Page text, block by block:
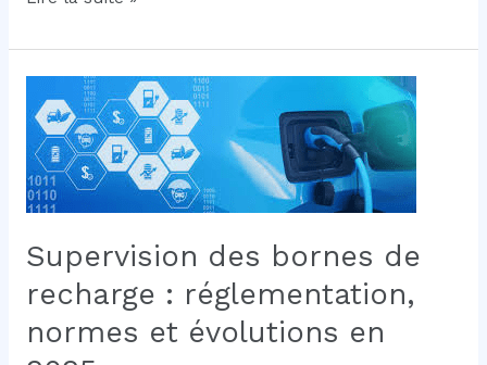
des
meilleurs
installateurs
de
bornes
de
recharge
2026
Supervision des bornes de
recharge : réglementation,
normes et évolutions en